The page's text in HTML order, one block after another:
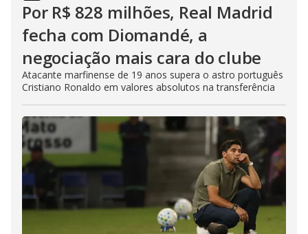
Por R$ 828 milhões, Real Madrid
fecha com Diomandé, a
negociação mais cara do clube
Atacante marfinense de 19 anos supera o astro português
Cristiano Ronaldo em valores absolutos na transferência